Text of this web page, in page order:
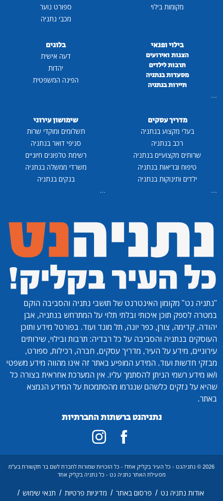
מקומות בילוי
ספורט נוער
מכבי נתניה
בילוי ופנאי
הצגות ואירועים
תרבות לילדים
מסעדות בנתניה
תיירות בנתניה
בלוגים
דעה אישית
יהדות
הפינה המשפטית
מדריך עסקים
בעלי מקצוע בנתניה
רכב בנתניה
שרותים מקצועיים בנתניה
טיפוח ובריאות בנתניה
ילדים ותינוקות בנתניה
שימושון עירוני
תשלומים ומוקדי שרות
סניפי דואר בנתניה
רשימת טלפונים חיוניים
משרדי ממשלה בנתניה
בנקים בנתניה
"נתניה נט" מקומון האינטרנט של תושבי נתניה והסביבה הוקם
במטרה לספק תוכן איכותי ובלתי תלוי על המתרחש בנתניה, אבן
יהודה, קדימה, צורן, כפר יונה, תל מונד ועוד. בפורטל מידע ותוכן
העוסקים בנתניה והסביבה על כל רבדיה: תרבות ובילוי, שירותים
עירוניים, מידע על העיר, מדריך עסקים, חברה, רכילות, ספורט,
מבזקי חדשות ועוד. המידע המופיע באתר זה אינו מהווה מידע משפטי
ו/או מידע רשמי הניתן להסתמך עליו. אין המערכת אחראית בצורה כל
שהיא על נזקים כלשהם שנגרמו מהסתמכות על המידע הנמצא
באתר.
נתניהנט ברשתות החברתיות
2026 © נתניהנט - כל העיר בקליק אחד! - כל הזכויות שמורות לחברת לשם בר תקשורת בע"מ
מפעילת האתר נתניה נט - כל נתניה בקליק אחד
אודות נתניה נט / פרסום באתר / מדיניות פרטיות / תנאי שימוש /